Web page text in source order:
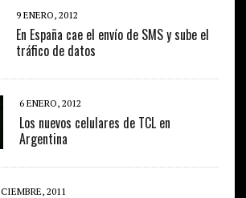
9 ENERO, 2012
En España cae el envío de SMS y sube el
tráfico de datos
6 ENERO, 2012
Los nuevos celulares de TCL en
Argentina
2011